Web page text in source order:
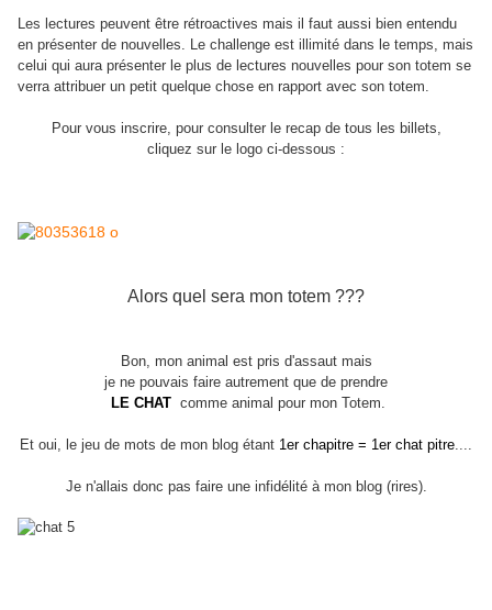
Les lectures peuvent être rétroactives mais il faut aussi bien entendu
en présenter de nouvelles. Le challenge est illimité dans le temps, mais
celui qui aura présenter le plus de lectures nouvelles pour son totem se
verra attribuer un petit quelque chose en rapport avec son totem.
Pour vous inscrire, pour consulter le recap de tous les billets,
cliquez sur le logo ci-dessous :
Alors quel sera mon totem ???
Bon, mon animal est pris d'assaut mais
je ne pouvais faire autrement que de prendre
LE CHAT comme animal pour mon Totem.
Et oui, le jeu de mots de mon blog étant 1er chapitre = 1er chat pitre....
Je n'allais donc pas faire une infidélité à mon blog (rires).